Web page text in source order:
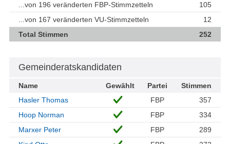
...von 196 veränderten FBP-Stimmzetteln
105
...von 167 veränderten VU-Stimmzetteln
12
Total Stimmen
252
Gemeinderatskandidaten
Name Gewählt Partei
Stimmen
Hasler Thomas
FBP
357
Hoop Norman
FBP
334
Marxer Peter
FBP
289